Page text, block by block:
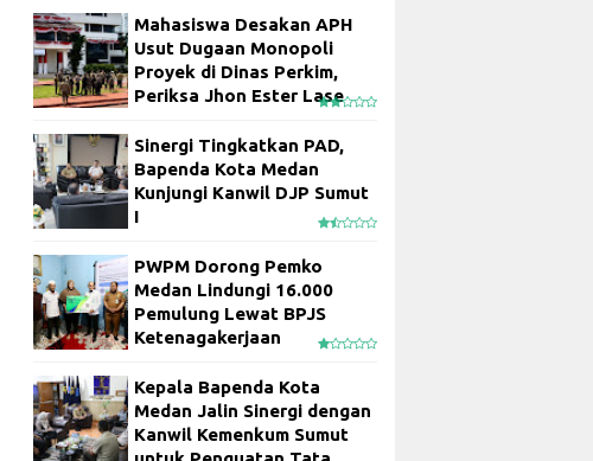
Mahasiswa Desakan APH
Usut Dugaan Monopoli
Proyek di Dinas Perkim,
Periksa Jhon Ester Lase
Sinergi Tingkatkan PAD,
Bapenda Kota Medan
Kunjungi Kanwil DJP Sumut
I
PWPM Dorong Pemko
Medan Lindungi 16.000
Pemulung Lewat BPJS
Ketenagakerjaan
Kepala Bapenda Kota
Medan Jalin Sinergi dengan
Kanwil Kemenkum Sumut